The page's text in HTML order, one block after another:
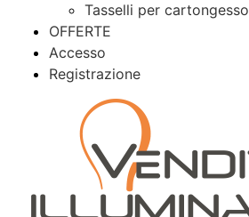
Tasselli per cartongesso
OFFERTE
Accesso
Registrazione